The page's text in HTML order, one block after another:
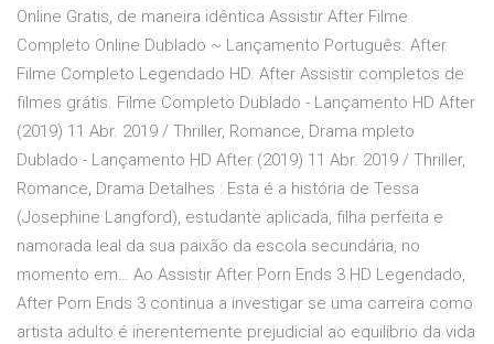
Online Gratis, de maneira idêntica Assistir After Filme
Completo Online Dublado ~ Lançamento Português. After
Filme Completo Legendado HD. After Assistir completos de
filmes grátis. Filme Completo Dublado - Lançamento HD After
(2019) 11 Abr. 2019 / Thriller, Romance, Drama mpleto
Dublado - Lançamento HD After (2019) 11 Abr. 2019 / Thriller,
Romance, Drama Detalhes : Esta é a história de Tessa
(Josephine Langford), estudante aplicada, filha perfeita e
namorada leal da sua paixão da escola secundária, no
momento em… Ao Assistir After Porn Ends 3 HD Legendado,
After Porn Ends 3 continua a investigar se uma carreira como
artista adulto é inerentemente prejudicial ao equilíbrio da vida